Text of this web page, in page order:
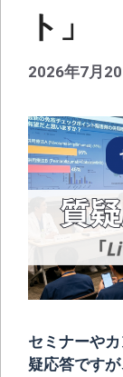
ト」
2026年7月
セミナーや
疑応答です